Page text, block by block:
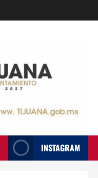
INSTAGRAM